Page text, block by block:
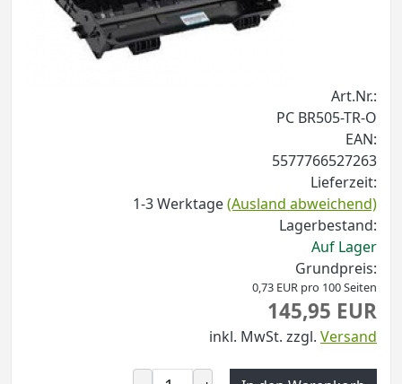
Art.Nr.:
PC BR505-TR-O
EAN:
5577766527263
Lieferzeit:
1-3 Werktage(Ausland abweichend)
Lagerbestand:
Auf Lager
Grundpreis:
0,73 EUR pro 100 Seiten
145,95 EUR
inkl. MwSt. zzgl. Versand